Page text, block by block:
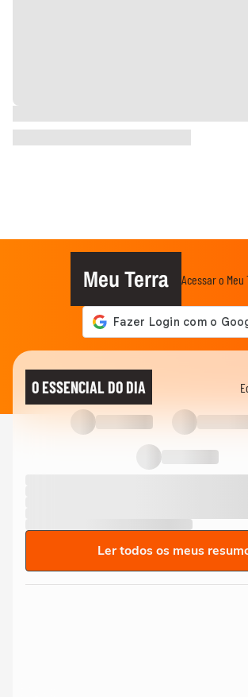
Meu Terra Acessar o
O ESSENCIAL DO DIA
Ler todos os meus